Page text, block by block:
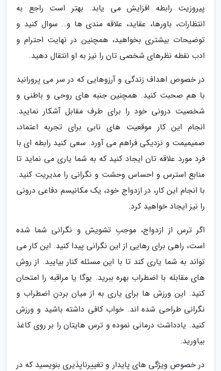
پیروزیت رابطه افزایش می یابد. بهتر است راجع به
انتظارات، باورها، عقاید، علاقه مندی ها و… سوال کنید و
توضیحات بیشتری بخواهید، همچنین در نهایت احترام و
ادب نقطه نظرهای شخصی تان را نیز به او انتقال دهید.
در خصوص اهداف زندگی و آرزوهایی که در سر می پرورانید
با هم صحبت کنید. همچنین جنبه های روحی و باطنی و
شخصیت درونی خود را برای طرف مقابل آشکار نمایید.
انجام این کار موقعیت های نابی برای تجربه اعتماد،
صمیمیمت و نزدیکی فراهم می آورد. سعی کنید رابطه ای با
فرد مورد علاقه تان ایجاد کنید که به شما یاری می نماید تا
منابع استرس و احساس وحشت و نگرانی را مدیریت کنید.
با انجام این کار، در ازدواج خود، یک مکانیسم دفاعی درونی
را نیز ایجاد خواهید کرد.
اگر ترس از ازدواج، موجبِ تشویش و نگرانی شما شده
است، راهی برای رهایی از این نگرانی پیدا کنید. این کار می
تواند به شما یاری کند تا با این مسئله کنار بیایید. از روش
های مقابله با اضطراب بهره ببرید. یوگا یا مراقبه را امتحان
کنید. این ورزش ها برای یاری به از میان بردنِ اضطراب و
نگرانی طراحی شده اند. خواب کافی داشته باشید و ورزش
کنید. یادداشت درمانی نموده و ترس هایتان را بر روی کاغذ
بیاورید.
در خصوص ویژگی های پایدار و تغییرناپذیری بنویسید که در